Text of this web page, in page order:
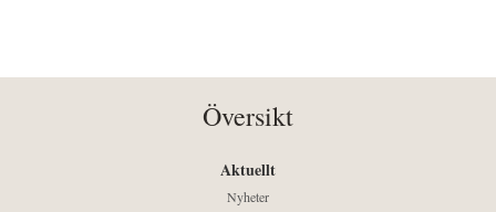
Översikt
Aktuellt
Nyheter